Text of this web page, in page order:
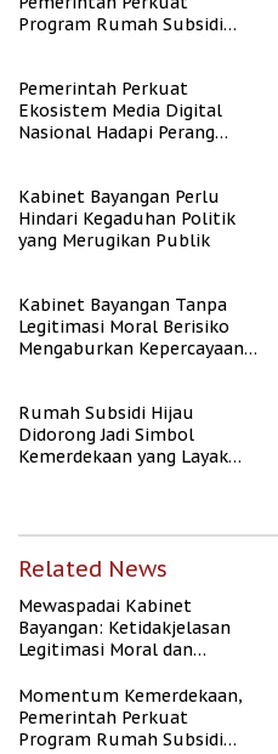
Program Rumah Subsidi
Pemerintah Perkuat
Ekosistem Media Digital
Nasional Hadapi Perang
Kabinet Bayangan Perlu
Hindari Kegaduhan Politik
yang Merugikan Publik
Kabinet Bayangan Tanpa
Legitimasi Moral Berisiko
Mengaburkan Kepercayaan
Rumah Subsidi Hijau
Didorong Jadi Simbol
Kemerdekaan yang Layak
Related News
Mewaspadai Kabinet
Bayangan: Ketidakjelasan
Legitimasi Moral dan
Momentum Kemerdekaan,
Pemerintah Perkuat
Program Rumah Subsidi